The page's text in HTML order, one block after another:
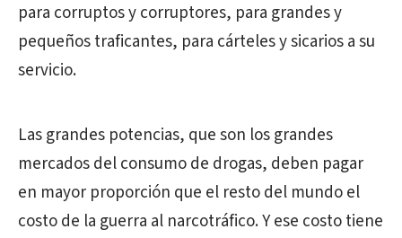
para corruptos y corruptores, para grandes y
pequeños traficantes, para cárteles y sicarios a su
servicio.
Las grandes potencias, que son los grandes
mercados del consumo de drogas, deben pagar
en mayor proporción que el resto del mundo el
costo de la guerra al narcotráfico. Y ese costo tiene